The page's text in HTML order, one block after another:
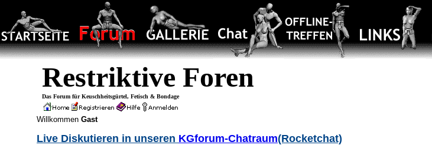
Restriktive Foren
Das Forum für Keuschheitsgürtel, Fetisch & Bondage
Willkommen Gast
Live Diskutieren in unseren KGforum-Chatraum(Rocketchat)